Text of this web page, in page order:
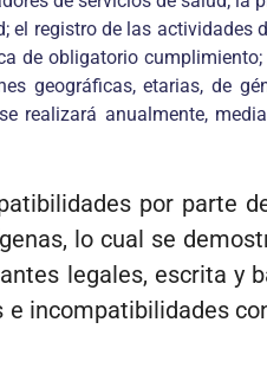
el registro de las
de obligatorio
geográficas, etarias, de
realizará anualmente,
por parte
lo cual se
legales, escrita y
incompatibilidades